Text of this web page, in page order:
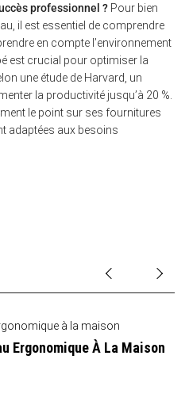
professionnel ?Pour bien
il est essentiel de comprendre
en compte l’environnement
est crucial pour optimiser la
une étude de Harvard, un
la productivité jusqu’à 20 %.
le point sur ses fournitures
adaptées aux besoins
Ergonomique À La Maison